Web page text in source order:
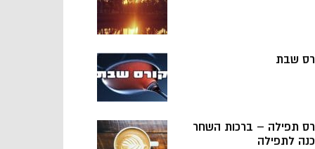
שבת
תפילה – ברכות השחר
לתפילה